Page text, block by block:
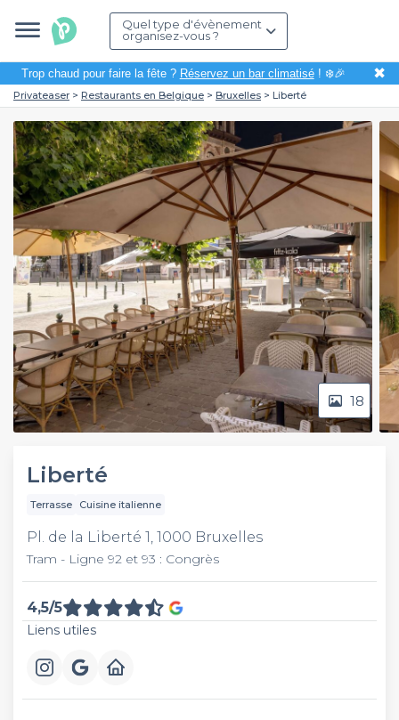
Quel type d'évènement
organisez-vous ?
Trop chaud pour faire la fête ? Réservez un bar climatisé! ❄️🎉 ✖
Privateaser Restaurants en Belgique Bruxelles Liberté
18
Liberté
Terrasse Cuisine italienne
Pl. de la Liberté 1, 1000 Bruxelles
Tram - Ligne 92 et 93 : Congrès
4,5/5
Liens utiles